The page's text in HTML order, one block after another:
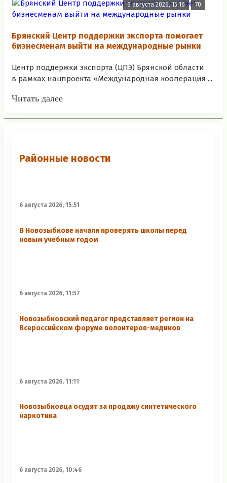
6 августа 2026, 15:16 70
Брянский Центр поддержки экспорта помогает
бизнесменам выйти на международные рынки
Центр поддержки экспорта (ЦПЭ) Брянской области
в рамках нацпроекта «Международная кооперация ...
Читать далее
Районные новости
6 августа 2026, 15:51
В Новозыбкове начали проверять школы перед
новым учебным годом
6 августа 2026, 11:57
Новозыбковский педагог представляет регион на
Всероссийском форуме волонтеров-медиков
6 августа 2026, 11:11
Новозыбковца осудят за продажу синтетического
наркотика
6 августа 2026, 10:46